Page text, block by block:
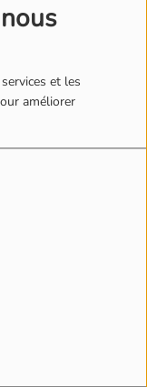
et les
améliorer